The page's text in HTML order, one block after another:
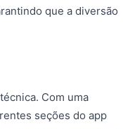
que a diversão
Com uma
seções do app